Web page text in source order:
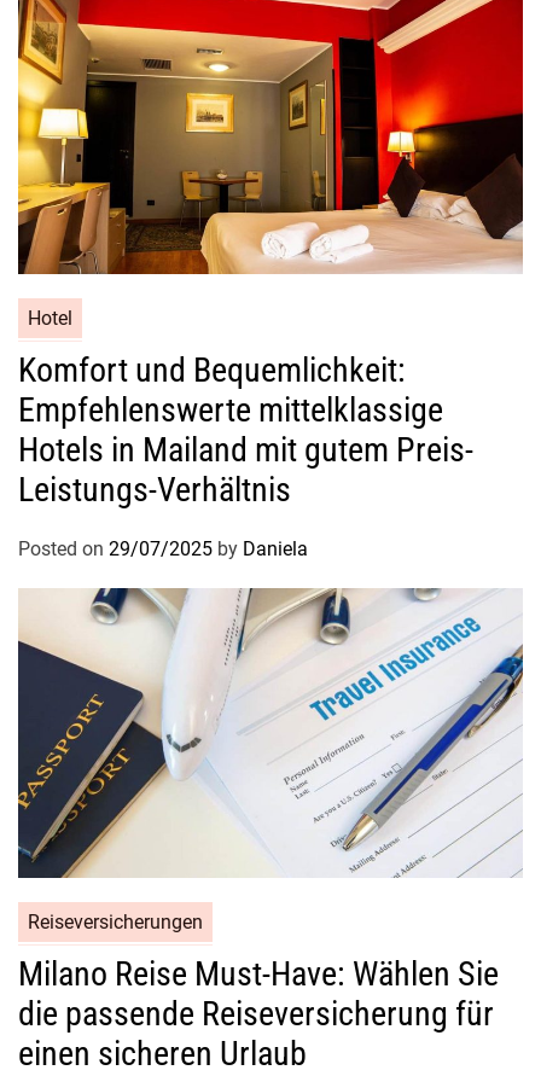
e
Z
m
o
n
Hotel
Komfort und Bequemlichkeit:
Empfehlenswerte mittelklassige
Hotels in Mailand mit gutem Preis-
Leistungs-Verhältnis
Posted on 29/07/2025 by Daniela
Reiseversicherungen
Milano Reise Must-Have: Wählen Sie
die passende Reiseversicherung für
einen sicheren Urlaub